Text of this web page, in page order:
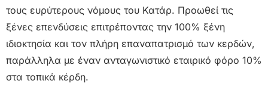
τους ευρύτερους νόμους του Κατάρ. Προωθεί τις
ξένες επενδύσεις επιτρέποντας την 100% ξένη
ιδιοκτησία και τον πλήρη επαναπατρισμό των κερδών,
παράλληλα με έναν ανταγωνιστικό εταιρικό φόρο 10%
στα τοπικά κέρδη.